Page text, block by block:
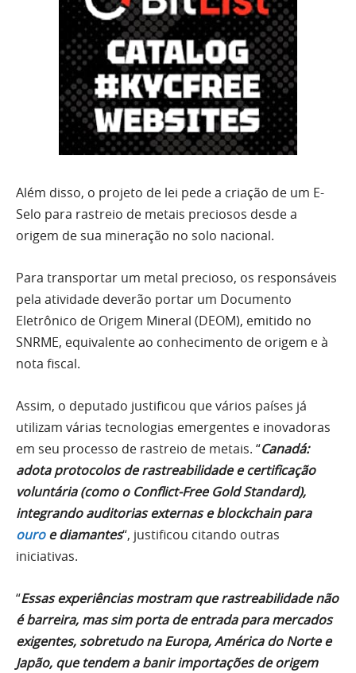
Além disso, o projeto de lei pede a criação de um E-
Selo para rastreio de metais preciosos desde a
origem de sua mineração no solo nacional.
Para transportar um metal precioso, os responsáveis
pela atividade deverão portar um Documento
Eletrônico de Origem Mineral (DEOM), emitido no
SNRME, equivalente ao conhecimento de origem e à
nota fiscal.
Assim, o deputado justificou que vários países já
utilizam várias tecnologias emergentes e inovadoras
em seu processo de rastreio de metais. “Canadá:
adota protocolos de rastreabilidade e certificação
voluntária (como o Conflict-Free Gold Standard),
integrando auditorias externas e blockchain para
ouroe diamantes“, justificou citando outras
iniciativas.
“Essas experiências mostram que rastreabilidade não
é barreira, mas sim porta de entrada para mercados
exigentes, sobretudo na Europa, América do Norte e
Japão, que tendem a banir importações de origem